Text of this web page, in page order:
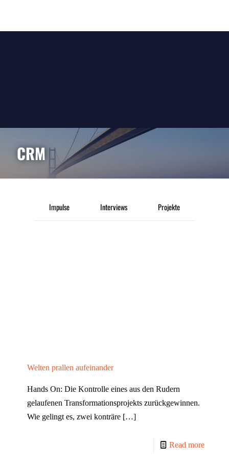
CRM
Impulse Interviews Projekte
Welten prallen aufeinander
Hands On: Die Kontrolle eines aus den Rudern
gelaufenen Transformationsprojekts zurückgewinnen.
Wie gelingt es, zwei konträre […]
Read more